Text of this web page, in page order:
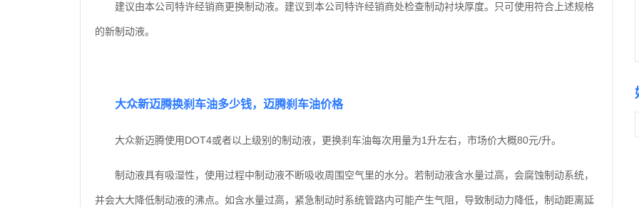
建议由本公司特许经销商更换制动液。建议到本公司特许经销商处检查制动衬块厚度。只可使用符合上述规格
的新制动液。
大众新迈腾换刹车油多少钱，迈腾刹车油价格
大众新迈腾使用DOT4或者以上级别的制动液，更换刹车油每次用量为1升左右，市场价大概80元/升。
制动液具有吸湿性，使用过程中制动液不断吸收周围空气里的水分。若制动液含水量过高，会腐蚀制动系统，
并会大大降低制动液的沸点。如含水量过高，紧急制动时系统管路内可能产生气阻，导致制动力降低，制动距离延